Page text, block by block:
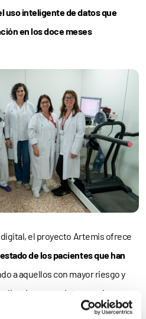
uso inteligente de datos que
en los doce meses
el proyecto Artemis ofrece
de los pacientes que han
a aquellos con mayor riesgo y
con intervenciones
proyecto, que es el primero de